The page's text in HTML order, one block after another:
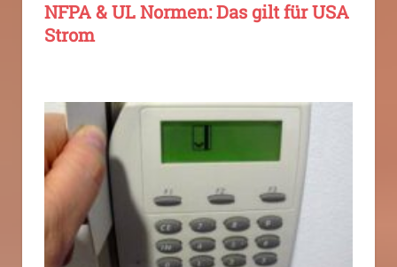
NFPA & UL Normen: Das gilt für USA
Strom